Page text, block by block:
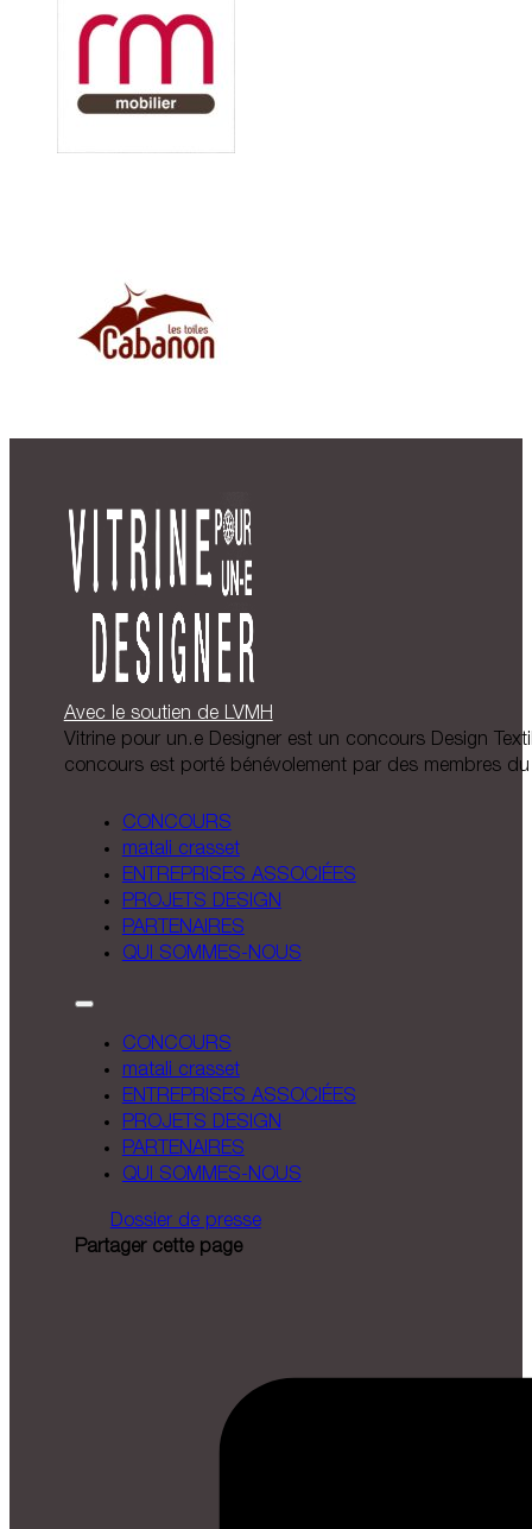
Avec le soutien de LVMH
Vitrine pour un.e Designer est un concours Design
concours est porté bénévolement par des membres
CONCOURS
matali crasset
ENTREPRISES ASSOCIÉES
PROJETS DESIGN
PARTENAIRES
QUI SOMMES-NOUS
CONCOURS
matali crasset
ENTREPRISES ASSOCIÉES
PROJETS DESIGN
PARTENAIRES
QUI SOMMES-NOUS
Dossier de presse
Partager cette page